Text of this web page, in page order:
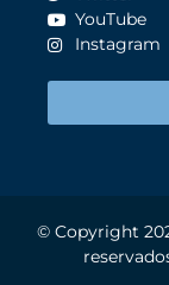
YouTube
Instagram
© Copyright